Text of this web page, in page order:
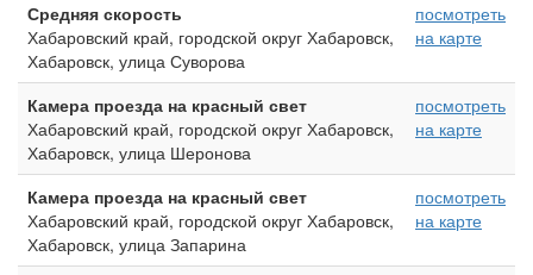
Средняя скорость
Хабаровский край, городской округ Хабаровск,
Хабаровск, улица Суворова
посмотреть
на карте
Камера проезда на красный свет
Хабаровский край, городской округ Хабаровск,
Хабаровск, улица Шеронова
посмотреть
на карте
Камера проезда на красный свет
Хабаровский край, городской округ Хабаровск,
Хабаровск, улица Запарина
посмотреть
на карте